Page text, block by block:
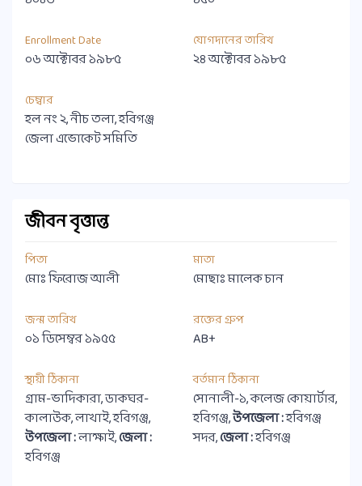
Enrollment Date
০৬ অক্টোবর ১৯৮৫
যোগদানের তারিখ
২৪ অক্টোবর ১৯৮৫
চেম্বার
হল নং ২, নীচ তলা, হবিগঞ্জ
জেলা এভোকেট সমিতি
জীবন বৃত্তান্ত
পিতা
মোঃ ফিরোজ আলী
মাতা
মোছাঃ মালেক চান
জন্ম তারিখ
০১ ডিসেম্বর ১৯৫৫
রক্তের গ্রুপ
AB+
স্থায়ী ঠিকানা
গ্রাম-ভাদিকারা, ডাকঘর-
কালাউক, লাখাই, হবিগঞ্জ,
উপজেলা :লাক্ষাই,জেলা :
হবিগঞ্জ
বর্তমান ঠিকানা
সোনালী-১, কলেজ কোয়ার্টার,
হবিগঞ্জ,উপজেলা :হবিগঞ্জ
সদর,জেলা :হবিগঞ্জ